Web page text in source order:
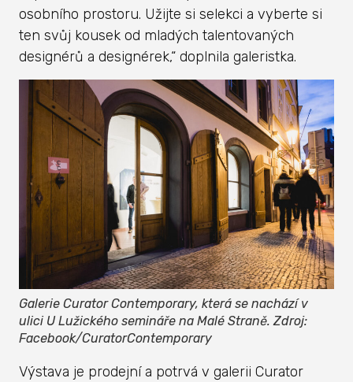
osobního prostoru. Užijte si selekci a vyberte si
ten svůj kousek od mladých talentovaných
designérů a designérek,“ doplnila galeristka.
Galerie Curator Contemporary, která se nachází v
ulici U Lužického semináře na Malé Straně. Zdroj:
Facebook/CuratorContemporary
Výstava je prodejní a potrvá v galerii Curator